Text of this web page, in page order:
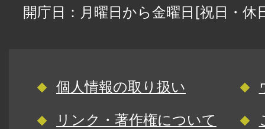
開庁日：月曜日から金曜日[祝日・
個人情報の取り扱い
リンク・著作権について